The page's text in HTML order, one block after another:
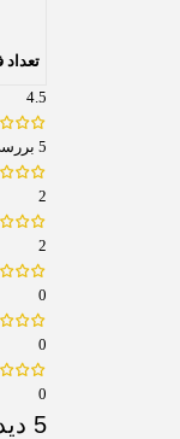
تعداد
4.5
5 بررسی
2
2
0
0
0
5 دیدگاه برای